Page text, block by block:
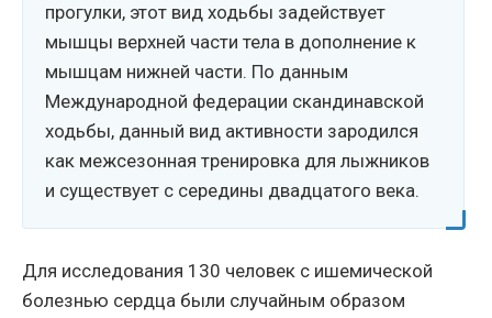
прогулки, этот вид ходьбы задействует
мышцы верхней части тела в дополнение к
мышцам нижней части. По данным
Международной федерации скандинавской
ходьбы, данный вид активности зародился
как межсезонная тренировка для лыжников
и существует с середины двадцатого века.
Для исследования 130 человек с ишемической
болезнью сердца были случайным образом